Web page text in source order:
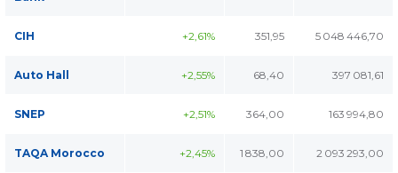
CIH +2,61% 351,95 5 048 446,70
Auto Hall +2,55% 68,40 397 081,61
SNEP +2,51% 364,00 163 994,80
TAQA Morocco +2,45% 1 838,00 2 093 293,00